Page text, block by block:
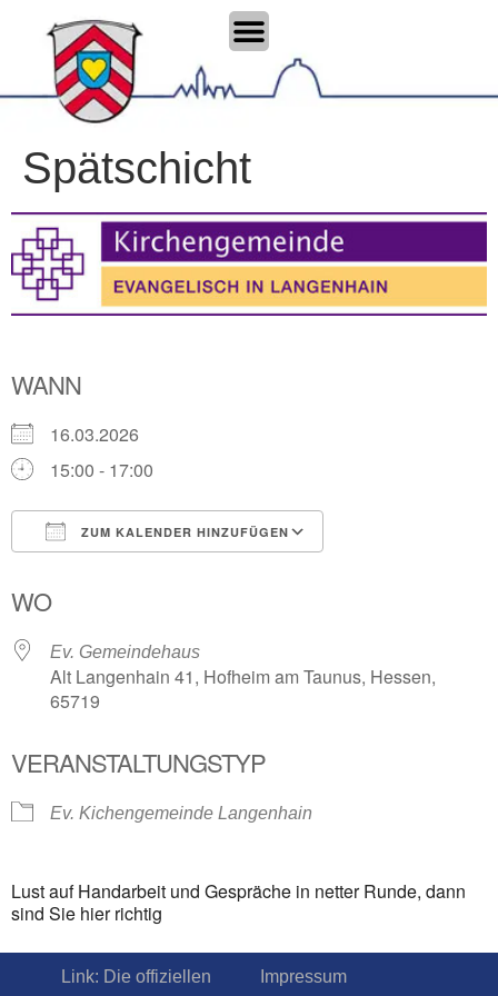
Spätschicht
WANN
16.03.2026
15:00 - 17:00
ZUM KALENDER HINZUFÜGEN
WO
Ev. Gemeindehaus
Alt Langenhain 41, Hofheim am Taunus, Hessen,
65719
VERANSTALTUNGSTYP
Ev. Kichengemeinde Langenhain
Lust auf Handarbeit und Gespräche in netter Runde, dann
sind Sie hier richtig
Link: Die offiziellen
Impressum